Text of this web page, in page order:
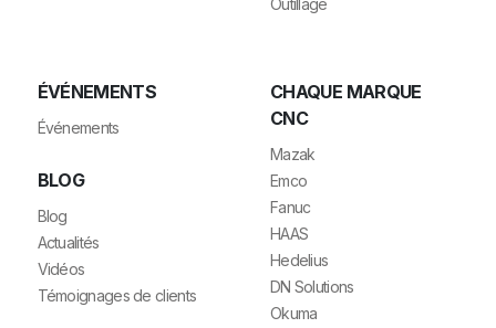
ÉVÉNEMENTS
Événements
BLOG
Blog
Actualités
Vidéos
Témoignages de clients
CHAQUE MARQUE
CNC
Mazak
Emco
Fanuc
HAAS
Hedelius
DN Solutions
Okuma